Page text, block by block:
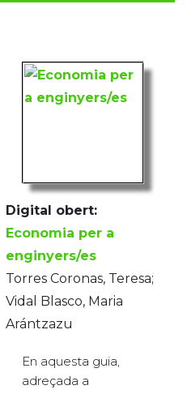
Digital obert:
Economia per a
enginyers/es
Torres Coronas, Teresa;
Vidal Blasco, Maria
Arántzazu
En aquesta guia,
adreçada a